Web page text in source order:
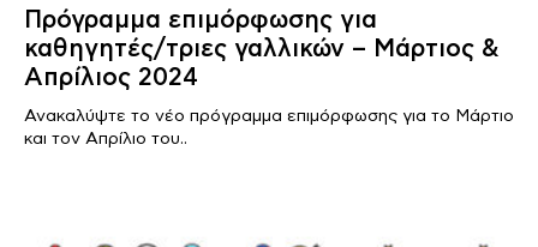
Πρόγραμμα επιμόρφωσης για
καθηγητές/τριες γαλλικών – Μάρτιος &
Απρίλιος 2024
Ανακαλύψτε το νέο πρόγραμμα επιμόρφωσης για το Μάρτιο
και τον Απρίλιο του..